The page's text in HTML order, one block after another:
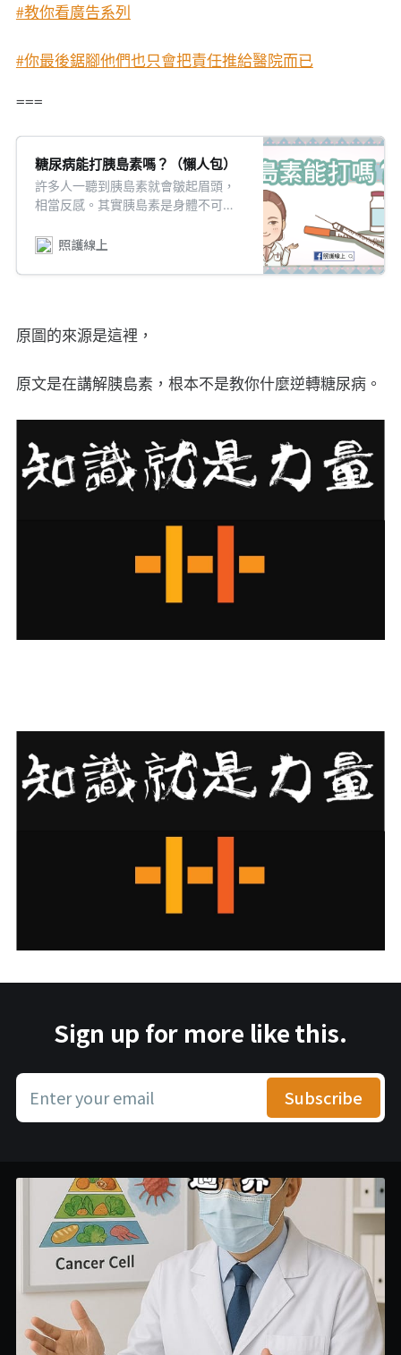
#教你看廣告系列
#你最後鋸腳他們也只會把責任推給醫院而已
===
糖尿病能打胰島素嗎？（懶人包）
許多人一聽到胰島素就會皺起眉頭，
相當反感。其實胰島素是身體不可或
照護線上
原圖的來源是這裡，
原文是在講解胰島素，根本不是教你什麼逆轉糖尿病。
Sign up for more like this.
Enter your email Subscribe